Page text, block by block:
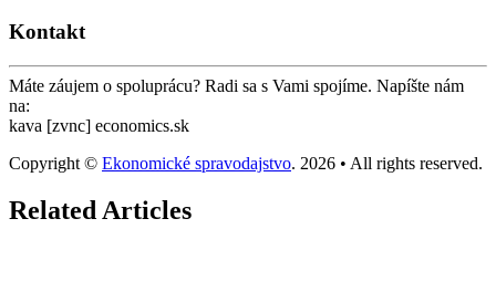
Kontakt
Máte záujem o spoluprácu? Radi sa s Vami spojíme. Napíšte nám
na:
kava [zvnc] economics.sk
Copyright © Ekonomické spravodajstvo. 2026 • All rights reserved.
Related Articles